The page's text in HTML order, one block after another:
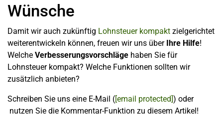
Wünsche
Damit wir auch zukünftig Lohnsteuer kompakt zielgerichtet
weiterentwickeln können, freuen wir uns über Ihre Hilfe!
Welche Verbesserungsvorschläge haben Sie für
Lohnsteuer kompakt? Welche Funktionen sollten wir
zusätzlich anbieten?
Schreiben Sie uns eine E-Mail ([email protected]) oder
nutzen Sie die Kommentar-Funktion zu diesem Artikel!